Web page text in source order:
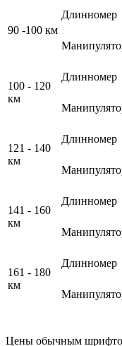
90 -100 км
Длинномер
100 - 120
км
Длинномер
121 - 140
км
Длинномер
141 - 160
км
Длинномер
161 - 180
км
Длинномер
Цены обычным